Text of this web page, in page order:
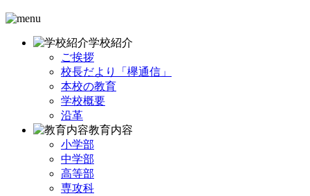
学校紹介
ご挨拶
校長だより「欅通信」
本校の教育
学校概要
沿革
教育内容
小学部
中学部
高等部
専攻科